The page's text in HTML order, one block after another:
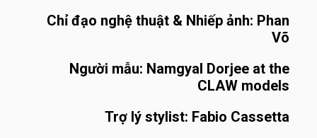
Chỉ đạo nghệ thuật & Nhiếp ảnh: Phan
Võ
Người mẫu: Namgyal Dorjee at the
CLAW models
Trợ lý stylist: Fabio Cassetta